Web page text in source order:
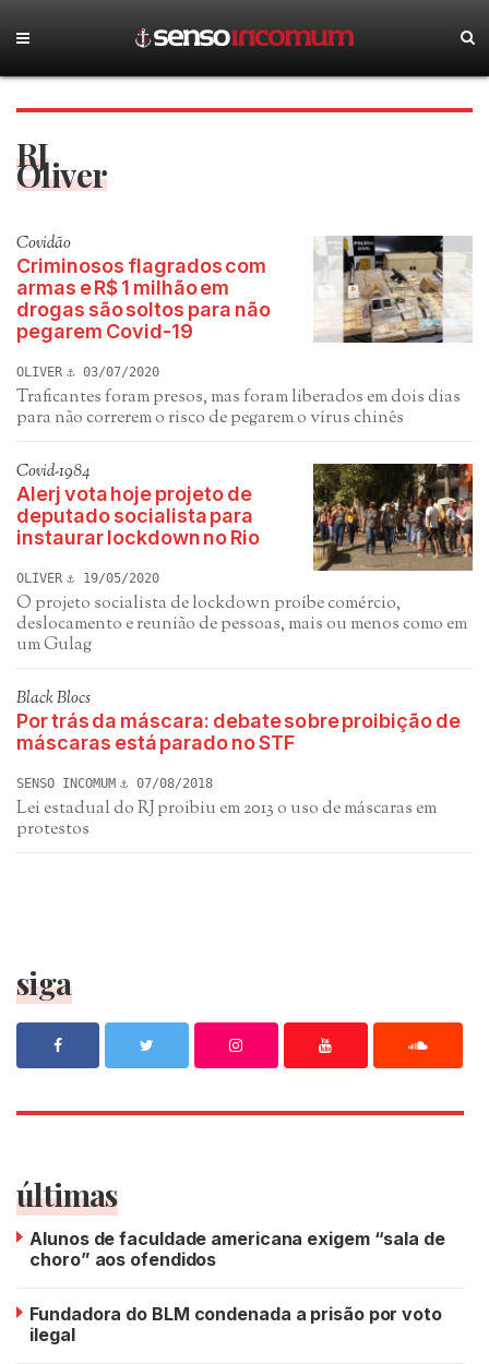
RJ
Oliver
Covidão
Criminosos flagrados com
armas e R$ 1 milhão em
drogas são soltos para não
pegarem Covid-19
OLIVER 03/07/2020
Traficantes foram presos, mas foram liberados em dois dias
para não correrem o risco de pegarem o vírus chinês
Covid-1984
Alerj vota hoje projeto de
deputado socialista para
instaurar lockdown no Rio
OLIVER 19/05/2020
O projeto socialista de lockdown proíbe comércio,
deslocamento e reunião de pessoas, mais ou menos como em
um Gulag
Black Blocs
Por trás da máscara: debate sobre proibição de
máscaras está parado no STF
SENSO INCOMUM 07/08/2018
Lei estadual do RJ proibiu em 2013 o uso de máscaras em
protestos
siga
últimas
Alunos de faculdade americana exigem “sala de
choro” aos ofendidos
Fundadora do BLM condenada a prisão por voto
ilegal